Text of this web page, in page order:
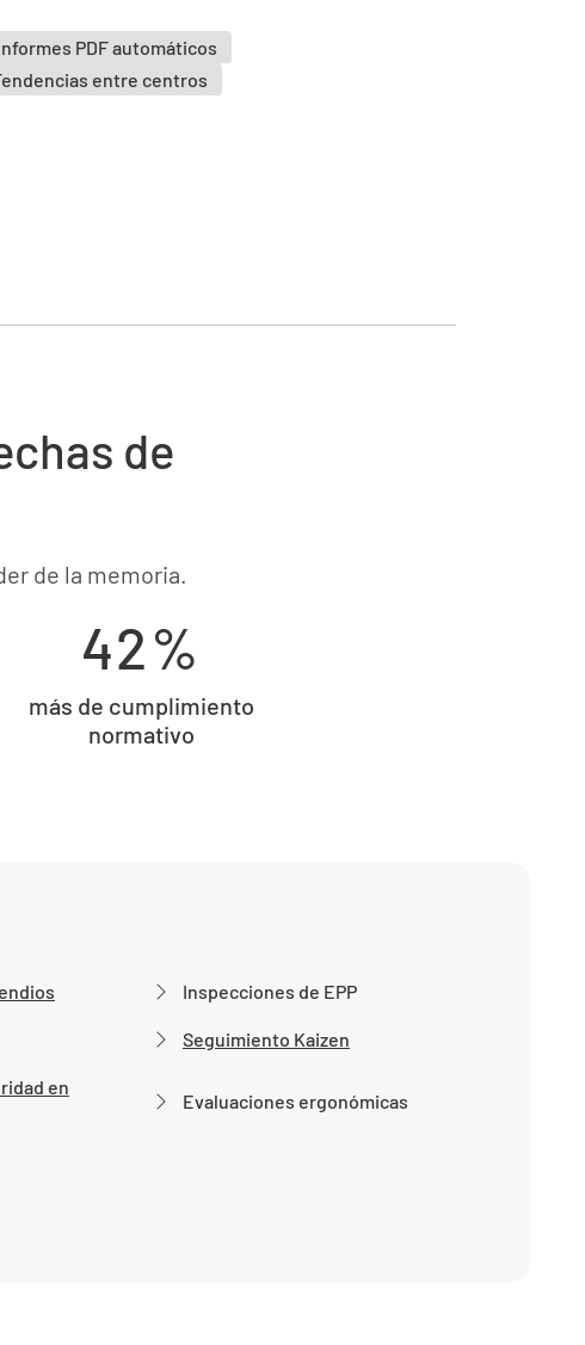
PDF automáticos
entre centros
de
de la memoria.
42%
más de cumplimiento
normativo
Inspecciones de EPP
Seguimiento Kaizen
en
Evaluaciones ergonómicas